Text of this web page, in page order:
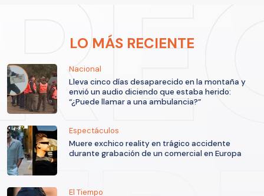
LO MÁS RECIENTE
Nacional
Lleva cinco días desaparecido en la montaña y
envió un audio diciendo que estaba herido:
“¿Puede llamar a una ambulancia?”
Espectáculos
Muere exchico reality en trágico accidente
durante grabación de un comercial en Europa
El Tiempo